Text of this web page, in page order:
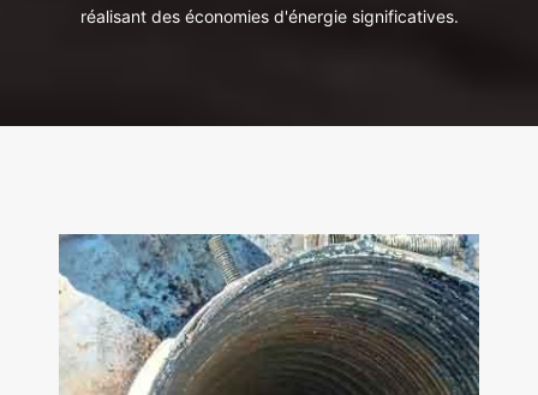
réalisant des économies d'énergie significatives.